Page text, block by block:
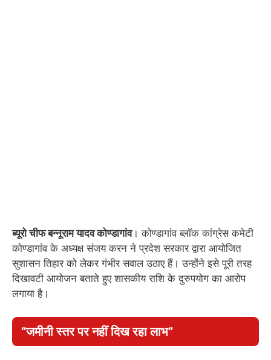
ब्यूरो चीफ बन्नूराम यादव कोण्डागांव। कोण्डागांव ब्लॉक कांग्रेस कमेटी
कोण्डागांव के अध्यक्ष संजय करन ने प्रदेश सरकार द्वारा आयोजित
सुशासन तिहार को लेकर गंभीर सवाल उठाए हैं। उन्होंने इसे पूरी तरह
दिखावटी आयोजन बताते हुए शासकीय राशि के दुरुपयोग का आरोप
लगाया है।
“जमीनी स्तर पर नहीं दिख रहा लाभ”